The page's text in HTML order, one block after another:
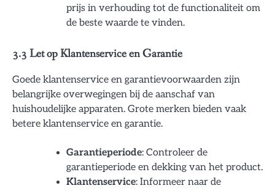
prijs in verhouding tot de functionaliteit om
de beste waarde te vinden.
3.3 Let op Klantenservice en Garantie
Goede klantenservice en garantievoorwaarden zijn
belangrijke overwegingen bij de aanschaf van
huishoudelijke apparaten. Grote merken bieden vaak
betere klantenservice en garantie.
Garantieperiode: Controleer de
garantieperiode en dekking van het product.
Klantenservice: Informeer naar de